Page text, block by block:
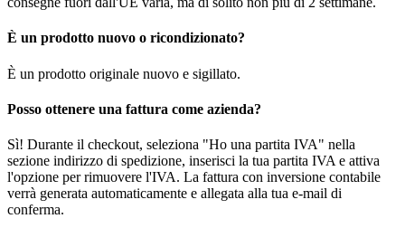
È un prodotto nuovo o ricondizionato?
È un prodotto originale nuovo e sigillato.
Posso ottenere una fattura come azienda?
Sì! Durante il checkout, seleziona "Ho una partita IVA" nella
sezione indirizzo di spedizione, inserisci la tua partita IVA e attiva
l'opzione per rimuovere l'IVA. La fattura con inversione contabile
verrà generata automaticamente e allegata alla tua e-mail di
conferma.